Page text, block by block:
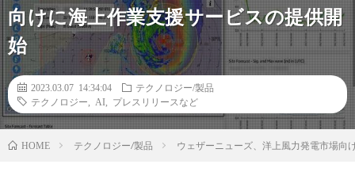
向けに海上作業支援サービスの提供開
始
2023.03.07 14:34:04
テクノロジー/製品
テクノロジー
AI プレスリリースなど
HOME テクノロジー/製品 ウェザーニューズ、洋上風力発電市場向